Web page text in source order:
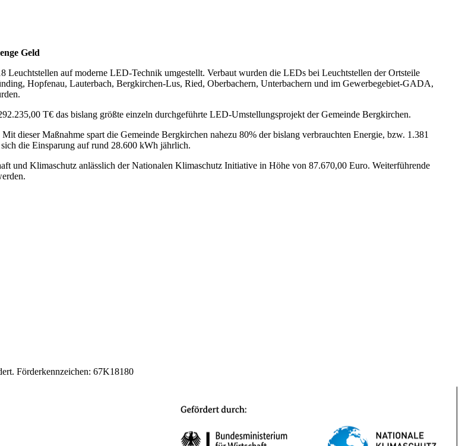
Geld
Leuchtstellen auf moderne LED-Technik umgestellt. Verbaut wurden die LEDs bei Leuchtstellen der Ortsteile
Hopfenau, Lauterbach, Bergkirchen-Lus, Ried, Oberbachern, Unterbachern und im Gewerbegebiet-GADA,
T€ das bislang größte einzeln durchgeführte LED-Umstellungsprojekt der Gemeinde Bergkirchen.
dieser Maßnahme spart die Gemeinde Bergkirchen nahezu 80% der bislang verbrauchten Energie, bzw. 1.381
die Einsparung auf rund 28.600 kWh jährlich.
und Klimaschutz anlässlich der Nationalen Klimaschutz Initiative in Höhe von 87.670,00 Euro. Weiterführende
Förderkennzeichen: 67K18180